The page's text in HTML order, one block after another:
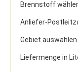
Brennstoff
Anliefer-
Gebiet auswählen
Liefermenge in